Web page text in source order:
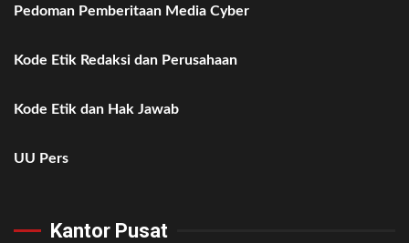
Pedoman Pemberitaan Media Cyber
Kode Etik Redaksi dan Perusahaan
Kode Etik dan Hak Jawab
UU Pers
Kantor Pusat